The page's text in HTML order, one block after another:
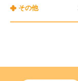
その他